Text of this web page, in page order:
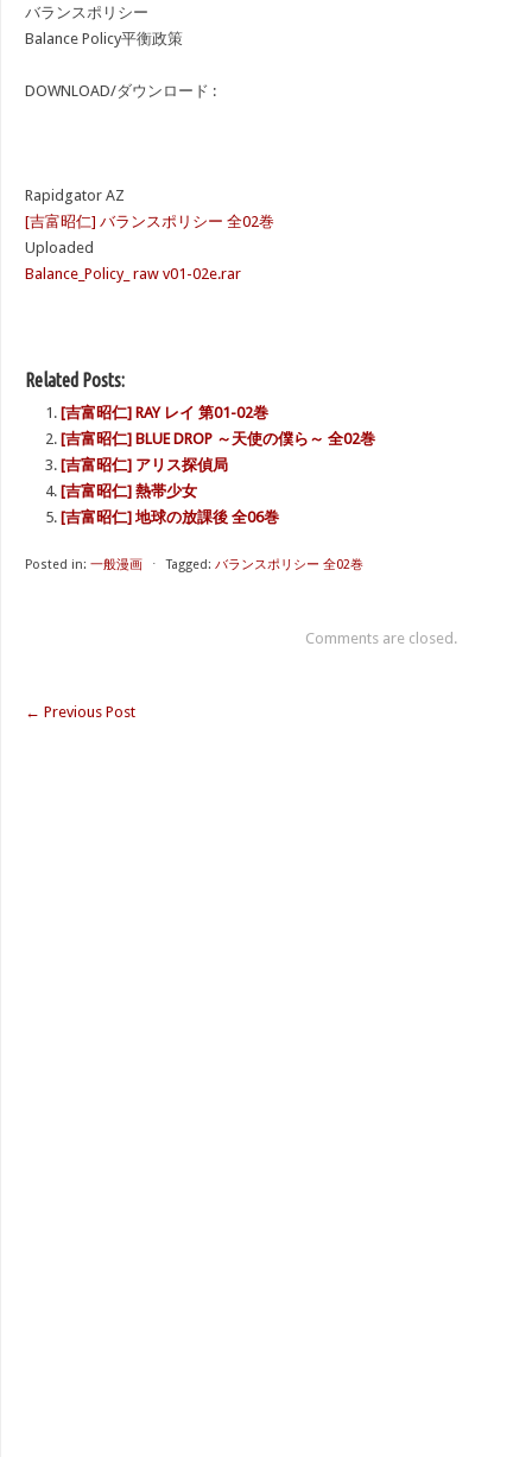
バランスポリシー
Balance Policy平衡政策
DOWNLOAD/ダウンロード :
Rapidgator AZ
[吉富昭仁] バランスポリシー 全02巻
Uploaded
Balance_Policy_ raw v01-02e.rar
Related Posts:
[吉富昭仁] RAY レイ 第01-02巻
[吉富昭仁] BLUE DROP ～天使の僕ら～ 全02巻
[吉富昭仁] アリス探偵局
[吉富昭仁] 熱帯少女
[吉富昭仁] 地球の放課後 全06巻
Posted in: 一般漫画 ⋅ Tagged: バランスポリシー 全02巻
Comments are closed.
← Previous Post